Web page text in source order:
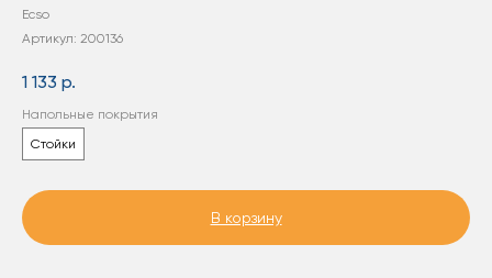
Ecso
Артикул: 200136
1 133 р.
Напольные покрытия
Стойки
В корзину